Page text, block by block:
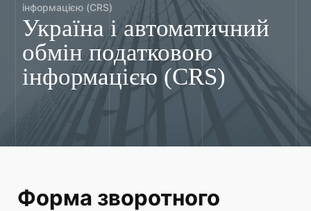
інформацією (CRS)
Україна і автоматичний
обмін податковою
інформацією (CRS)
Форма зворотного